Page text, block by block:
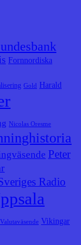
Fornnordiska
Gold Harald
Nicolas Oresme
Peter
Radio
Valutaväsende Vikingar